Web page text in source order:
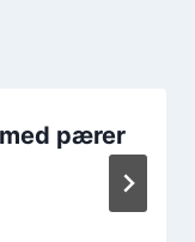
pærer